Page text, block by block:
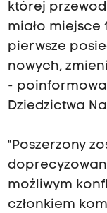
której
miało miejsce
pierwsze
nowych,
-
Dziedzictwa
"Poszerzony
możliwym
członkiem